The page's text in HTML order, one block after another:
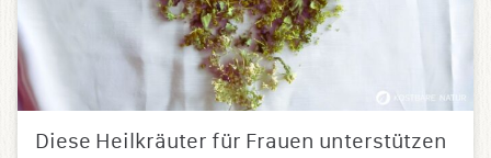
Diese Heilkräuter für Frauen unterstützen